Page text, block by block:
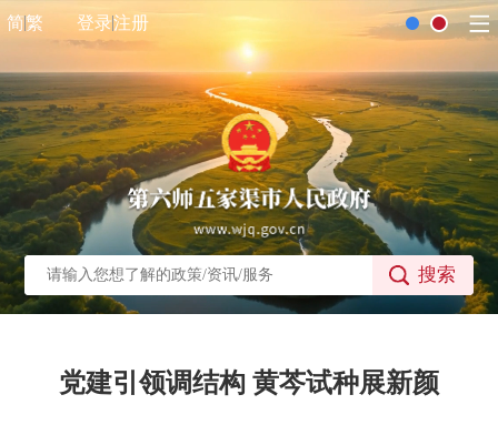
简繁 登录注册
搜索
党建引领调结构 黄芩试种展新颜